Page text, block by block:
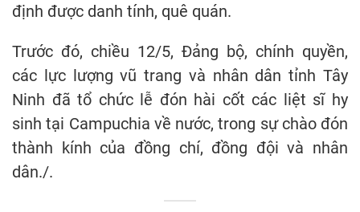
định được danh tính, quê quán.
Trước đó, chiều 12/5, Đảng bộ, chính quyền,
các lực lượng vũ trang và nhân dân tỉnh Tây
Ninh đã tổ chức lễ đón hài cốt các liệt sĩ hy
sinh tại Campuchia về nước, trong sự chào đón
thành kính của đồng chí, đồng đội và nhân
dân./.